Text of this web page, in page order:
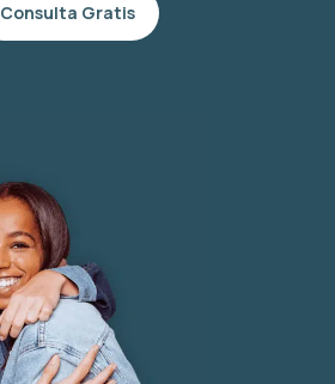
Consulta Gratis